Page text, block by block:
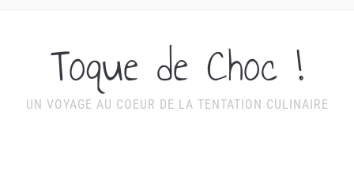
Toque de Choc !
UN VOYAGE AU COEUR DE LA TENTATION CULINAIRE